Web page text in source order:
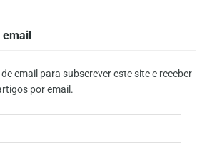
email
email para subscrever este site e receber
por email.